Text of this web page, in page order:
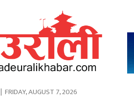
| FRIDAY, AUGUST 7, 2026